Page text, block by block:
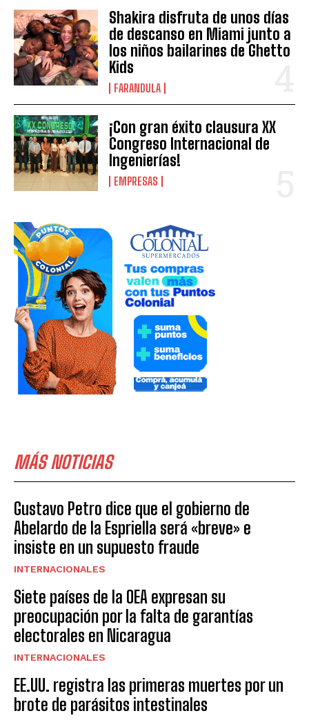
Shakira disfruta de unos días
de descanso en Miami junto a
los niños bailarines de Ghetto
Kids
FARANDULA
¡Con gran éxito clausura XX
Congreso Internacional de
Ingenierías!
EMPRESAS
MÁS NOTICIAS
Gustavo Petro dice que el gobierno de
Abelardo de la Espriella será «breve» e
insiste en un supuesto fraude
INTERNACIONALES
Siete países de la OEA expresan su
preocupación por la falta de garantías
electorales en Nicaragua
INTERNACIONALES
EE.UU. registra las primeras muertes por un
brote de parásitos intestinales